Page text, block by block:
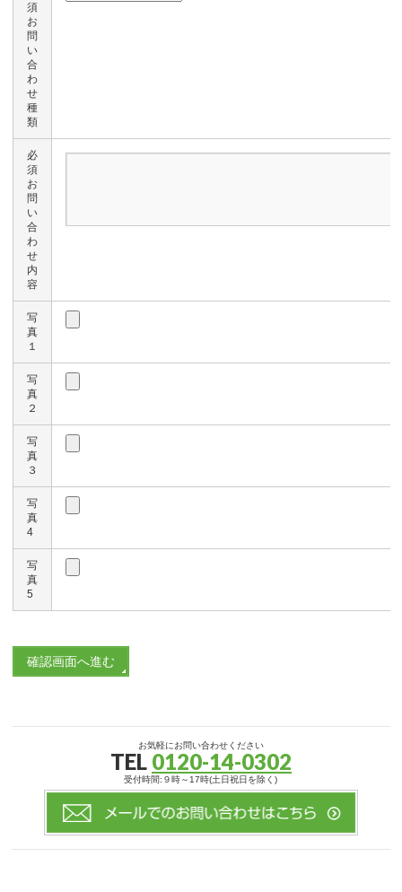
須
お
問
い
合
わ
せ
種
類
必
須
お
問
い
合
わ
せ
内
容
写
真
１
写
真
２
写
真
３
写
真
4
写
真
5
お気軽にお問い合わせください
TEL 0120-14-0302
受付時間:９時～17時(土日祝日を除く)